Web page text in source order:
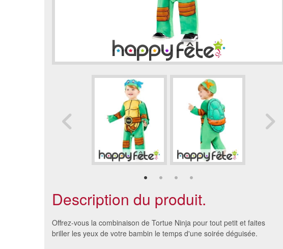
Description du produit.
Offrez-vous la combinaison de Tortue Ninja pour tout petit et faites
briller les yeux de votre bambin le temps d'une soirée déguisée.